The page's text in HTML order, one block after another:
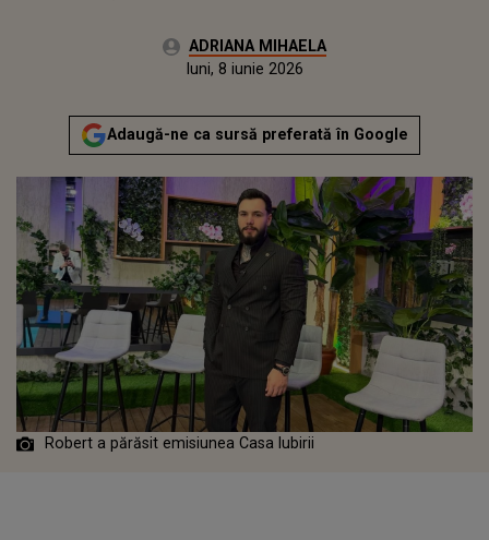
Autor:ADRIANA MIHAELA
Actualizat:
luni, 8 iunie 2026
Adaugă-ne ca sursă preferată în Google
Robert a părăsit emisiunea Casa Iubirii